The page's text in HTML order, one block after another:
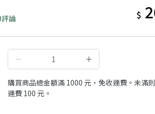
論 $
購買商品總金額滿 1000 元，免收運費。未滿
運費 100 元。